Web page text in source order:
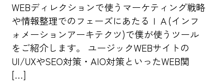
WEBディレクションで使うマーケティング戦略
や情報整理でのフェーズにあたるＩＡ(インフ
ォメーションアーキテクツ)で僕が使うツール
をご紹介します。 ユージックWEBサイトの
UI/UXやSEO対策・AIO対策といったWEB関
[…]